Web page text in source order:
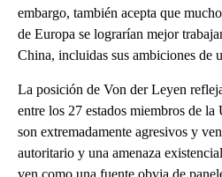
embargo, también acepta que
de Europa se lograrían mejor
China, incluidas sus ambiciones de
La posición de Von der Leyen
entre los 27 estados miembros de
son extremadamente agresivos y
autoritario y una amenaza
ven como una fuente obvia de